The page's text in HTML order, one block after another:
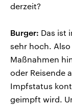
derzeit?
Burger: Das ist
sehr hoch.
Maßnahmen
oder Reisende
Impfstatus
geimpft wird.